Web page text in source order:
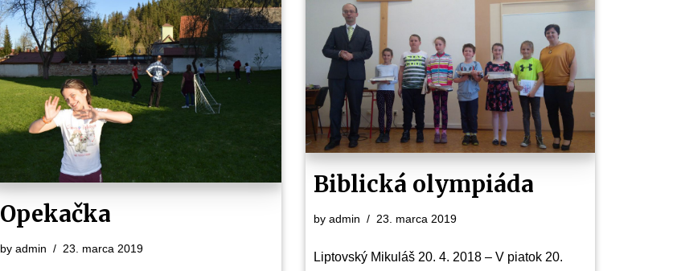
Opekačka
by admin 23. marca 2019
Biblická olympiáda
by admin 23. marca 2019
Liptovský Mikuláš 20. 4. 2018 – V piatok 20.